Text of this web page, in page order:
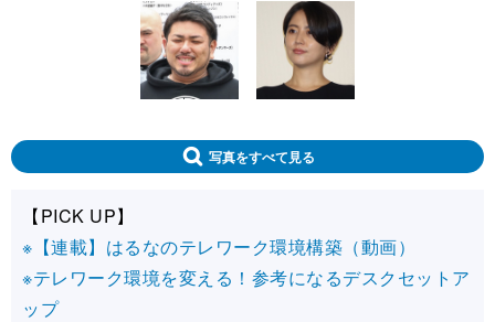
写真をすべて見る
【PICK UP】
※【連載】はるなのテレワーク環境構築（動画）
※テレワーク環境を変える！参考になるデスクセットア
ップ